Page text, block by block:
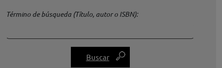
Término de búsqueda (Título, autor o ISBN)